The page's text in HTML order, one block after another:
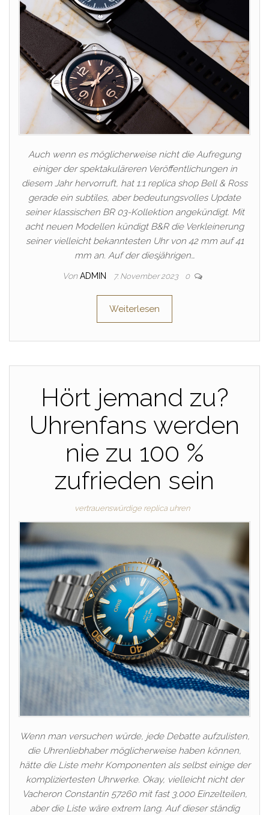
Auch wenn es möglicherweise nicht die Aufregung
einiger der spektakuläreren Veröffentlichungen in
diesem Jahr hervorruft, hat 1:1 replica shop Bell & Ross
gerade ein subtiles, aber bedeutungsvolles Update
seiner klassischen BR 03-Kollektion angekündigt. Mit
acht neuen Modellen kündigt B&R die Verkleinerung
seiner vielleicht bekanntesten Uhr von 42 mm auf 41
mm an. Auf der diesjährigen…
Von ADMIN 7. November 2023 0
Weiterlesen
Hört jemand zu?
Uhrenfans werden
nie zu 100 %
zufrieden sein
vertrauenswürdige replica uhren
Wenn man versuchen würde, jede Debatte aufzulisten,
die Uhrenliebhaber möglicherweise haben können,
hätte die Liste mehr Komponenten als selbst einige der
kompliziertesten Uhrwerke. Okay, vielleicht nicht der
Vacheron Constantin 57260 mit fast 3.000 Einzelteilen,
aber die Liste wäre extrem lang. Auf dieser ständig